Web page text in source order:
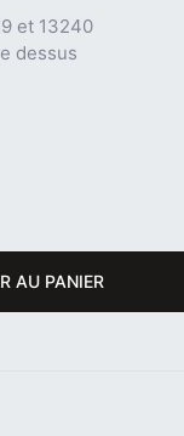
et 13240
dessus
AU PANIER